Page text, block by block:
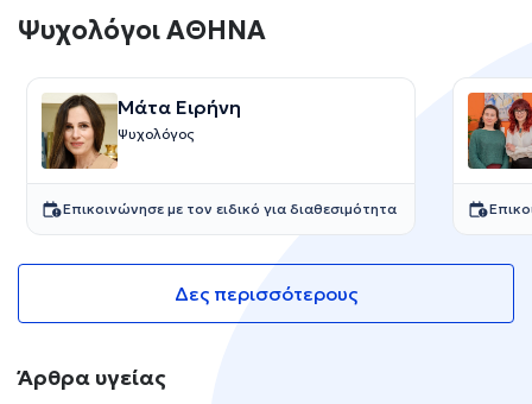
Ψυχολόγοι ΑΘΗΝΑ
Μάτα Ειρήνη
Ψυχολόγος
Επικοινώνησε με τον ειδικό για διαθεσιμότητα
Δες περισσότερους
Άρθρα υγείας